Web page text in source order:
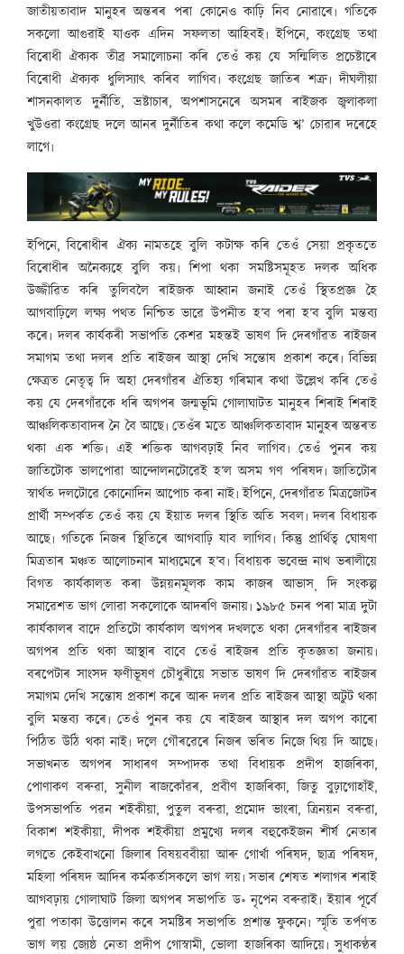
জাতীয়তাবাদ মানুহৰ অন্তৰৰ পৰা কোনেও কাঢ়ি নিব নোৱাৰে৷ গতিকে
সকলো আগুৱাই যাওক এদিন সফলতা আহিবই৷ ইপিনে, কংগ্ৰেছ তথা
বিৰোধী ঐক্যক তীব্ৰ সমালোচনা কৰি তেওঁ কয় যে সন্মিলিত প্ৰচেষ্টাৰে
বিৰোধী ঐক্যক ধুলিস্যাৎ কৰিব লাগিব৷ কংগ্ৰেছ জাতিৰ শত্ৰু৷ দীঘলীয়া
শাসনকালত দুৰ্নীতি, ভ্ৰষ্টাচাৰ, অপশাসনেৰে অসমৰ ৰাইজক জ্বলাকলা
খুউওৱা কংগ্ৰেছ দলে আনৰ দুৰ্নীতিৰ কথা কলে কমেডি শ্ব’ চোৱাৰ দৰেহে
লাগে৷
ইপিনে, বিৰোধীৰ ঐক্য নামতহে বুলি কটাক্ষ কৰি তেওঁ সেয়া প্ৰকৃততে
বিৰোধীৰ অনৈক্যহে বুলি কয়৷ শিপা থকা সমষ্টিসমূহত দলক অধিক
উজ্জীৱিত কৰি তুলিবলৈ ৰাইজক আহ্বান জনাই তেওঁ স্থিতপ্ৰজ্ঞ হৈ
আগবাঢ়িলে লক্ষ্য পথত নিশ্চিত ভাৱে উপনীত হ’ব পৰা হ’ব বুলি মন্তব্য
কৰে৷ দলৰ কাৰ্যকৰী সভাপতি কেশৱ মহন্তই ভাষণ দি দেৰগাঁৱত ৰাইজৰ
সমাগম তথা দলৰ প্ৰতি ৰাইজৰ আস্থা দেখি সন্তোষ প্ৰকাশ কৰে৷ বিভিন্ন
ক্ষেত্ৰত নেতৃত্ব দি অহা দেৰগাঁৱৰ ঐতিহ্য গৰিমাৰ কথা উল্লেখ কৰি তেওঁ
কয় যে দেৰগাঁৱকে ধৰি অগপৰ জন্মভূমি গোলাঘাটত মানুহৰ শিৰাই শিৰাই
আঞ্চলিকতাবাদৰ নৈ বৈ আছে৷ তেওঁৰ মতে আঞ্চলিকতাবাদ মানুহৰ অন্তৰত
থকা এক শক্তি৷ এই শক্তিক আগবঢ়াই নিব লাগিব৷ তেওঁ পুনৰ কয়
জাতিটোক ভালপোৱা আন্দোলনটোৱেই হ’ল অসম গণ পৰিষদ৷ জাতিটোৰ
স্বাৰ্থত দলটোৱে কোনোদিন আপোচ কৰা নাই৷ ইপিনে, দেৰগাঁৱত মিত্ৰজোটৰ
প্ৰাৰ্থী সম্পৰ্কত তেওঁ কয় যে ইয়াত দলৰ স্থিতি অতি সবল৷ দলৰ বিধায়ক
আছে৷ গতিকে নিজৰ স্থিতিৰে আগবাঢ়ি যাব লাগিব৷ কিন্তু প্ৰাৰ্থিত্ব ঘোষণা
মিত্ৰতাৰ মঞ্চত আলোচনাৰ মাধ্যমেৰে হ’ব৷ বিধায়ক ভবেন্দ্ৰ নাথ ভৰালীয়ে
বিগত কাৰ্যকালত কৰা উন্নয়নমূলক কাম কাজৰ আভাস¸ দি সংকল্প
সমাৱেশত ভাগ লোৱা সকলোকে আদৰণি জনায়৷ ১৯৮৫ চনৰ পৰা মাত্ৰ দুটা
কাৰ্যকালৰ বাদে প্ৰতিটো কাৰ্যকাল অগপৰ দখলতে থকা দেৰগাঁৱৰ ৰাইজৰ
অগপৰ প্ৰতি থকা আস্থাৰ বাবে তেওঁ ৰাইজৰ প্ৰতি কৃতজ্ঞতা জনায়৷
বৰপেটাৰ সাংসদ ফণীভূষণ চৌধুৰীয়ে সভাত ভাষণ দি দেৰগাঁৱত ৰাইজৰ
সমাগম দেখি সন্তোষ প্ৰকাশ কৰে আৰু দলৰ প্ৰতি ৰাইজৰ আস্থা অটুট থকা
বুলি মন্তব্য কৰে৷ তেওঁ পুনৰ কয় যে ৰাইজৰ আস্থাৰ দল অগপ কাৰো
পিঠিত উঠি থকা নাই৷ দলে গৌৰৱেৰে নিজৰ ভৰিত নিজে থিয় দি আছে৷
সভাখনত অগপৰ সাধাৰণ সম্পাদক তথা বিধায়ক প্ৰদীপ হাজৰিকা,
পোণাকণ বৰুৱা, সুনীল ৰাজকোঁৱৰ, প্ৰবীণ হাজৰিকা, জিতু বুঢ়াগোহাঁই,
উপসভাপতি পৱন শইকীয়া, পুতুল বৰুৱা, প্ৰমোদ ভাংৰা, ত্ৰিনয়ন বৰুৱা,
বিকাশ শইকীয়া, দীপক শইকীয়া প্ৰমুখ্যে দলৰ বহুকেইজন শীৰ্ষ নেতাৰ
লগতে কেইবাখনো জিলাৰ বিষয়ববীয়া আৰু গোৰ্খা পৰিষদ, ছাত্ৰ পৰিষদ,
মহিলা পৰিষদ আদিৰ কৰ্মকৰ্তাসকলে ভাগ লয়৷ সভাৰ শেষত শলাগৰ শৰাই
আগবঢ়ায় গোলাঘাট জিলা অগপৰ সভাপতি ড॰ নৃপেন বৰুৱাই৷ ইয়াৰ পূৰ্বে
পুৱা পতাকা উত্তোলন কৰে সমষ্টিৰ সভাপতি প্ৰশান্ত ফুকনে৷ স্মৃতি তৰ্পণত
ভাগ লয় জ্যেষ্ঠ নেতা প্ৰদীপ গোস্বামী, ভোলা হাজৰিকা আদিয়ে৷ সুধাকণ্ঠৰ